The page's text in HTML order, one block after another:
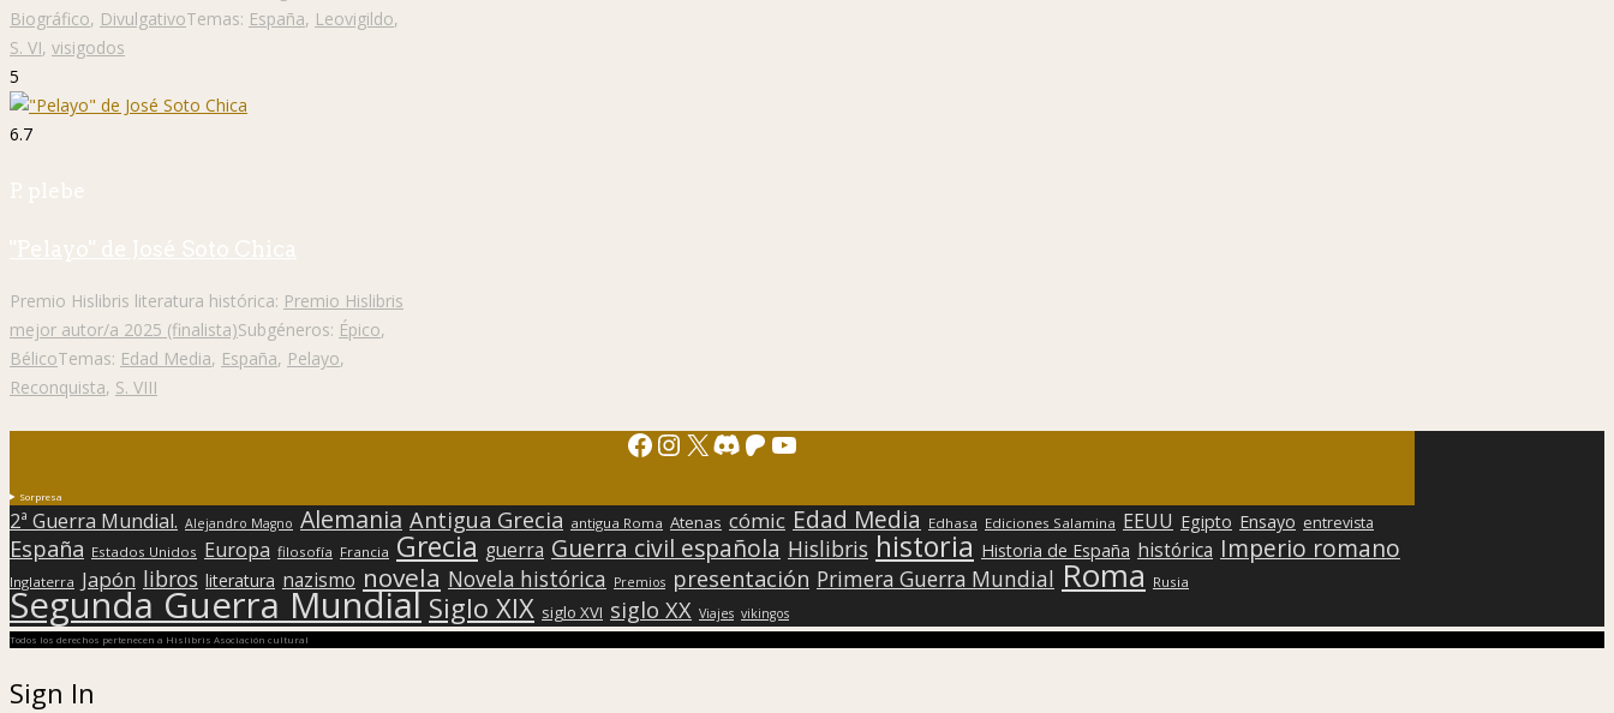
Biográfico, DivulgativoTemas: España, Leovigildo,
S. VI, visigodos
5
6.7
P. plebe
"Pelayo" de José Soto Chica
Premio Hislibris literatura histórica: Premio Hislibris
mejor autor/a 2025 (finalista)Subgéneros: Épico,
BélicoTemas: Edad Media, España, Pelayo,
Reconquista, S. VIII
Facebook
Instagram
X Discord
Patreon
YouTube
Sorpresa
2ª Guerra Mundial. Alejandro Magno Alemania Antigua Grecia antigua Roma Atenas cómic Edad Media Edhasa Ediciones Salamina EEUU Egipto Ensayo entrevista
España Estados Unidos Europa filosofía Francia Grecia guerra Guerra civil española Hislibris historia Historia de España histórica Imperio romano
Inglaterra Japón libros literatura nazismo novela Novela histórica Premios presentación Primera Guerra Mundial Roma Rusia
Segunda Guerra Mundial Siglo XIX siglo XVI siglo XX Viajes vikingos
Todos los derechos pertenecen a Hislibris Asociación cultural
Sign In